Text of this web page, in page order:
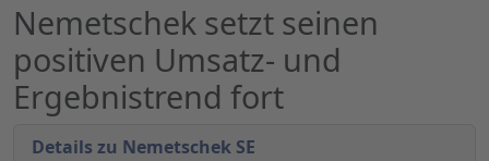
Nemetschek setzt seinen
positiven Umsatz- und
Ergebnistrend fort
Details zu Nemetschek SE